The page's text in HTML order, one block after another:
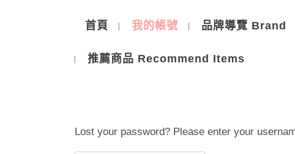
首頁 我的帳號 品牌導覽 Brand
推薦商品 Recommend Items
Lost your password? Please enter your